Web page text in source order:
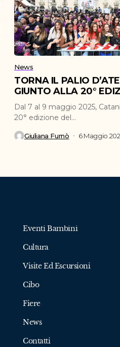
News
TORNA IL PALIO
GIUNTO ALLA 20°
Dal 7 al 9 maggio 2025,
20° edizione del...
Giuliana Furnò 6 Maggio
Eventi Bambini
Cultura
Visite Ed Escursioni
Cibo
Fiere
News
Contatti